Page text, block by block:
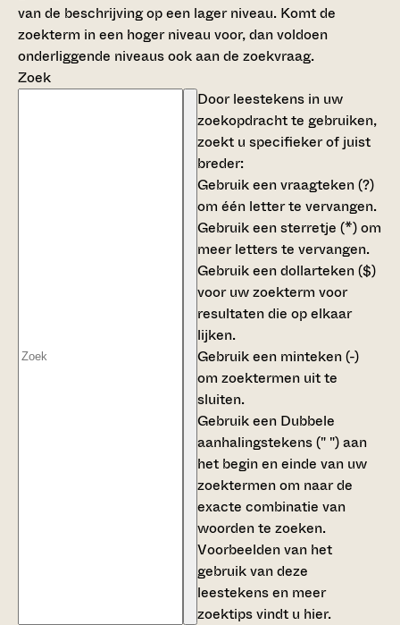
van de beschrijving op een lager niveau. Komt de
zoekterm in een hoger niveau voor, dan voldoen
onderliggende niveaus ook aan de zoekvraag.
Zoek
Door leestekens in uw
zoekopdracht te gebruiken,
zoekt u specifieker of juist
breder:
Gebruik eenvraagteken (?)
om één letter te vervangen.
Gebruik eensterretje (*)om
meer letters te vervangen.
Gebruik eendollarteken ($)
voor uw zoekterm voor
resultaten die op elkaar
lijken.
Gebruik een minteken (-)
om zoektermen uit te
sluiten.
Gebruik een Dubbele
aanhalingstekens (" ")aan
het begin en einde van uw
zoektermen om naar de
exacte combinatie van
woorden te zoeken.
Voorbeelden van het
gebruik van deze
leestekens en meer
zoektips vindt u hier.